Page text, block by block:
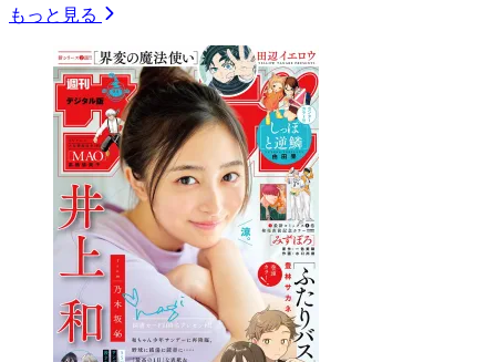
もっと見る